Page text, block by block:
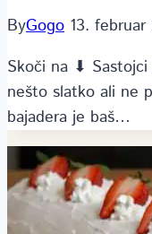
ByGogo 13. februar
Skoči na ⬇
nešto slatko ali ne
bajadera je baš…